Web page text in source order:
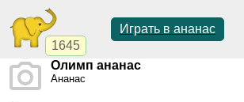
1645
Играть в ананас
Олимп ананас
Ананас